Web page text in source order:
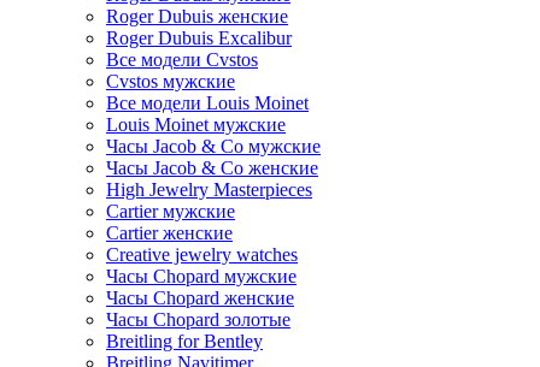
Roger Dubuis женские
Roger Dubuis Excalibur
Все модели Cvstos
Cvstos мужские
Все модели Louis Moinet
Louis Moinet мужские
Часы Jacob & Co мужские
Часы Jacob & Co женские
High Jewelry Masterpieces
Cartier мужские
Cartier женские
Creative jewelry watches
Часы Chopard мужские
Часы Сhopard женские
Часы Сhopard золотые
Breitling for Bentley